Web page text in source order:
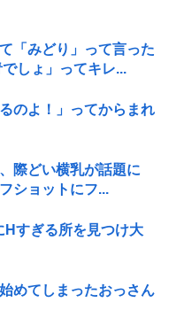
「みどり」って言った
しょ」ってキレ...
のよ！」ってからまれ
際どい横乳が話題に
ショットにフ...
Ηすぎる所を見つけ大
めてしまったおっさん